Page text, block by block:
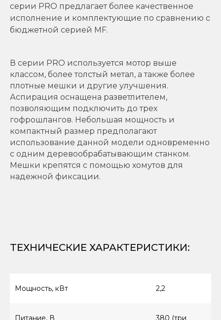
серии PRO предлагает более качественное
исполнение и комплектующие по сравнению с
бюджетной серией MF.
В серии PRO используется мотор выше
классом, более толстый метал, а также более
плотные мешки и другие улучшения.
Аспирация оснащена разветлителем,
позволяющим подключить до трех
гофрошлангов. Небольшая мощность и
компактный размер предполагают
использование данной модели одновременно
с одним деревообрабатывающим станком.
Мешки крепятся с помощью хомутов для
надежной фиксации.
ТЕХНИЧЕСКИЕ ХАРАКТЕРИСТИКИ:
Мощность, кВт 2,2
Питание, В
380 (три